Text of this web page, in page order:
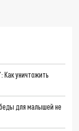
Как уничтожить
для малышей не